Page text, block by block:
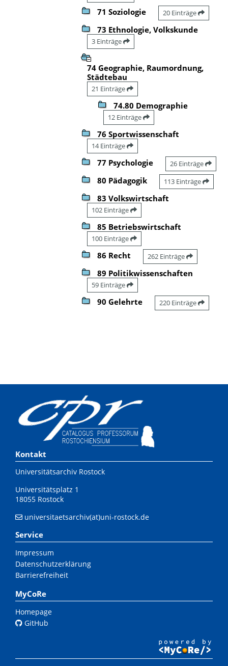
71 Soziologie 20 Einträge
73 Ethnologie, Volkskunde
3 Einträge
74 Geographie, Raumordnung,
Städtebau
21 Einträge
74.80 Demographie
12 Einträge
76 Sportwissenschaft
14 Einträge
77 Psychologie 26 Einträge
80 Pädagogik 113 Einträge
83 Volkswirtschaft
102 Einträge
85 Betriebswirtschaft
100 Einträge
86 Recht 262 Einträge
89 Politikwissenschaften
59 Einträge
90 Gelehrte 220 Einträge
Kontakt
Universitätsarchiv Rostock
Universitätsplatz 1
18055 Rostock
universitaetsarchiv(at)uni-rostock.de
Service
Impressum
Datenschutzerklärung
Barrierefreiheit
MyCoRe
Homepage
GitHub